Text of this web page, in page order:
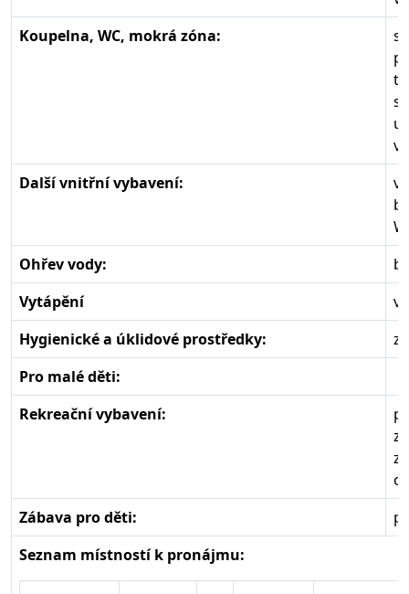
Koupelna, WC, mokrá zóna:
Další vnitřní vybavení:
Ohřev vody:
Vytápění
Hygienické a úklidové prostředky:
Pro malé děti:
Rekreační vybavení:
Zábava pro děti:
Seznam místností k pronájmu: